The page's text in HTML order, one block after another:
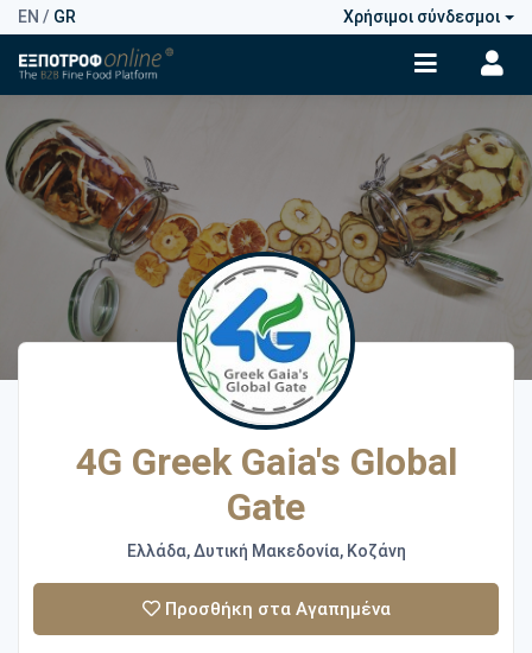
EN / GR Χρήσιμοι σύνδεσμοι
4G Greek Gaia's Global
Gate
Ελλάδα, Δυτική Μακεδονία, Κοζάνη
Προσθήκη στα Αγαπημένα